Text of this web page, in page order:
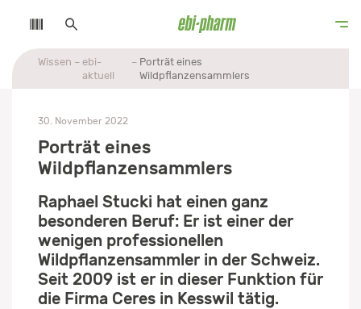
Wissen
ebi-
aktuell
Porträt eines
Wildpflanzensammlers
30. November 2022
Porträt eines
Wildpflanzensammlers
Raphael Stucki hat einen ganz
besonderen Beruf: Er ist einer der
wenigen professionellen
Wildpflanzensammler in der Schweiz.
Seit 2009 ist er in dieser Funktion für
die Firma Ceres in Kesswil tätig.